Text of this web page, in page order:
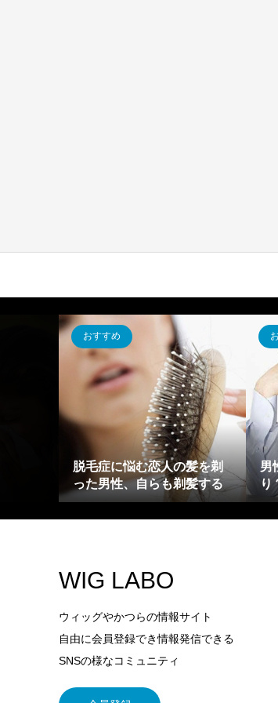
おすすめ
脱毛症に悩む恋人の髪を剃
った男性、自らも剃髪する
男
り
WIG LABO
ウィッグやかつらの情報サイト
自由に会員登録でき情報発信できる
SNSの様なコミュニティ